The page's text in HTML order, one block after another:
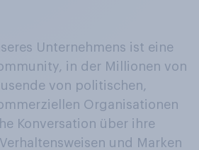
Unternehmens ist eine
in der Millionen von
von politischen,
Organisationen
Konversation über ihre
und Marken